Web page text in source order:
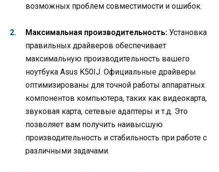
возможных проблем совместимости и ошибок.
Максимальная производительность: Установка
правильных драйверов обеспечивает
максимальную производительность вашего
ноутбука Asus K50IJ. Официальные драйверы
оптимизированы для точной работы аппаратных
компонентов компьютера, таких как видеокарта,
звуковая карта, сетевые адаптеры и т.д. Это
позволяет вам получить наивысшую
производительность и стабильность при работе с
различными задачами.